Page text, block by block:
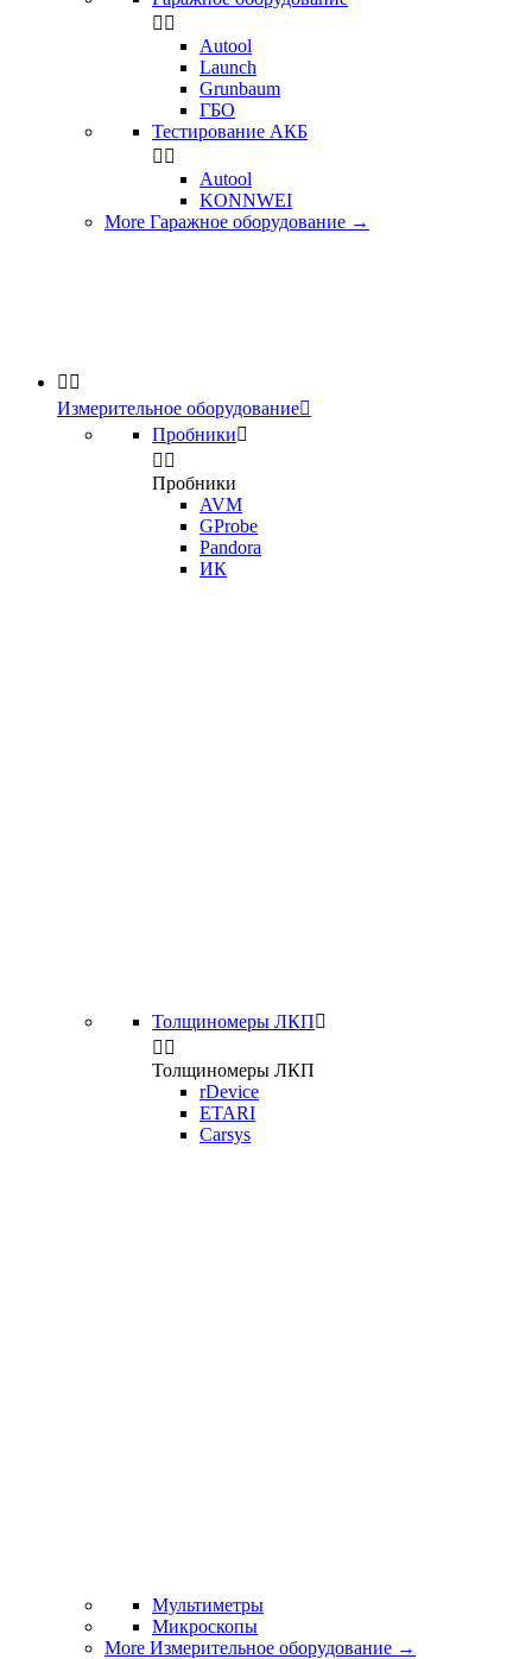
 
Autool
Launch
Grunbaum
ГБО
Тестирование АКБ
 
Autool
KONNWEI
More Гаражное оборудование →
 
Измерительное оборудование
Пробники
 
Пробники
AVM
GProbe
Pandora
ИК
Толщиномеры ЛКП
 
Толщиномеры ЛКП
rDevice
ETARI
Carsys
Мультиметры
Микроскопы
More Измерительное оборудование →